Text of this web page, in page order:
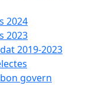
2024
2023
2019-2023
govern